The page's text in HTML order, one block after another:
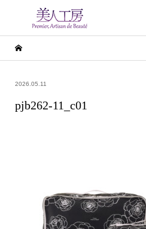
2026.05.11
pjb262-11_c01